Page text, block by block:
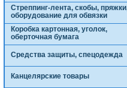
Стреппинг-лента, скобы,
оборудование для обвязки
Коробка картонная, уголок,
оберточная бумага
Средства защиты, спецодежда
Канцелярские товары